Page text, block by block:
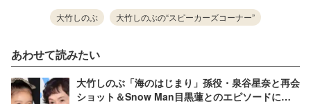
大竹しのぶ 大竹しのぶの“スピーカーズコーナー”
あわせて読みたい
大竹しのぶ「海のはじまり」孫役・泉谷星奈と再会
ショット＆Snow Man目黒蓮とのエピソードに反